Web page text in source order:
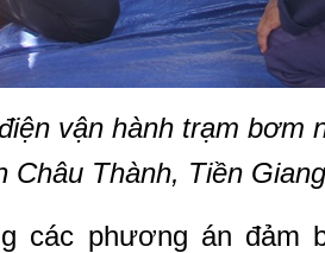
vận hành trạm bơm
Châu Thành, Tiền
các phương án đảm